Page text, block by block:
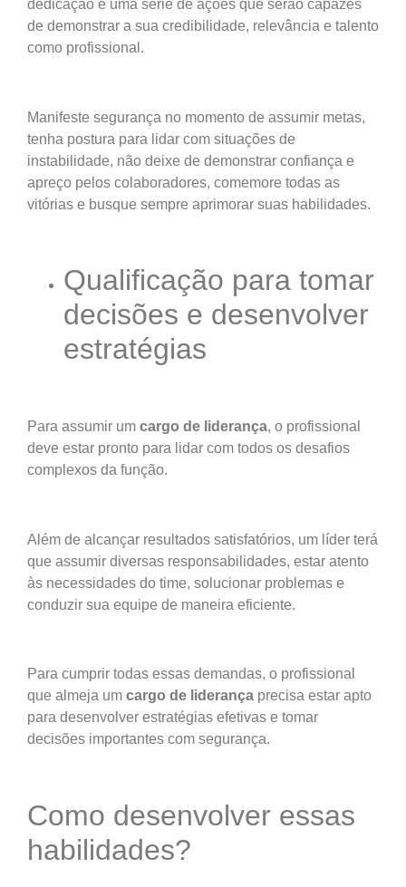
dedicação e uma série de ações que serão capazes
de demonstrar a sua credibilidade, relevância e talento
como profissional.
Manifeste segurança no momento de assumir metas,
tenha postura para lidar com situações de
instabilidade, não deixe de demonstrar confiança e
apreço pelos colaboradores, comemore todas as
vitórias e busque sempre aprimorar suas habilidades.
Qualificação para tomar
decisões e desenvolver
estratégias
Para assumir um cargo de liderança, o profissional
deve estar pronto para lidar com todos os desafios
complexos da função.
Além de alcançar resultados satisfatórios, um líder terá
que assumir diversas responsabilidades, estar atento
às necessidades do time, solucionar problemas e
conduzir sua equipe de maneira eficiente.
Para cumprir todas essas demandas, o profissional
que almeja um cargo de liderança precisa estar apto
para desenvolver estratégias efetivas e tomar
decisões importantes com segurança.
Como desenvolver essas
habilidades?